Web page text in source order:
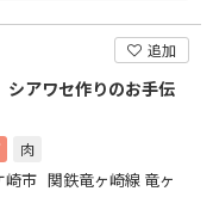
追加
シアワセ作りのお手伝
肉
崎市 関鉄竜ヶ崎線 竜ヶ